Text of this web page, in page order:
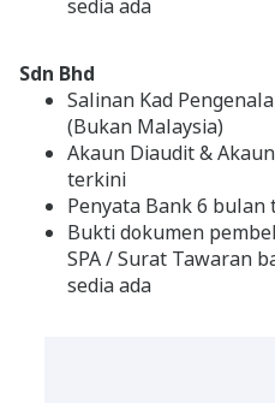
sedia ada
Sdn Bhd
Salinan Kad
(Bukan Malaysia)
Akaun Diaudit &
terkini
Penyata Bank 6 bulan
Bukti dokumen
SPA / Surat Tawaran
sedia ada